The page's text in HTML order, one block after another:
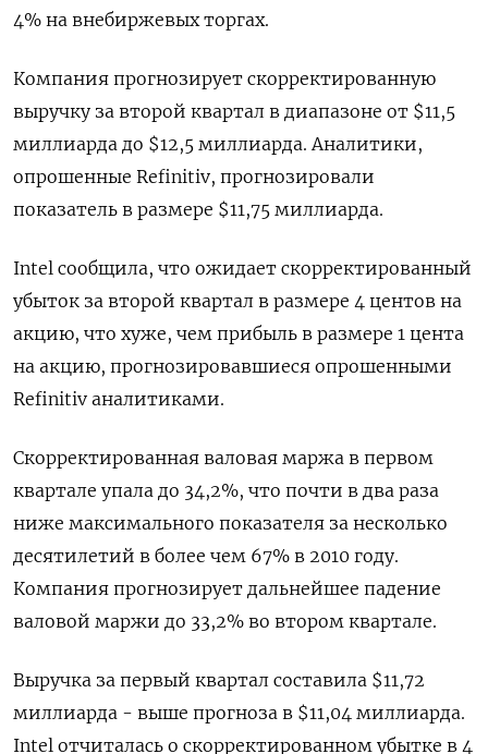
4% на внебиржевых торгах.
Компания прогнозирует скорректированную
выручку за второй квартал в диапазоне от $11,5
миллиарда до $12,5 миллиарда. Аналитики,
опрошенные Refinitiv, прогнозировали
показатель в размере $11,75 миллиарда.
Intel сообщила, что ожидает скорректированный
убыток за второй квартал в размере 4 центов на
акцию, что хуже, чем прибыль в размере 1 цента
на акцию, прогнозировавшиеся опрошенными
Refinitiv аналитиками.
Скорректированная валовая маржа в первом
квартале упала до 34,2%, что почти в два раза
ниже максимального показателя за несколько
десятилетий в более чем 67% в 2010 году.
Компания прогнозирует дальнейшее падение
валовой маржи до 33,2% во втором квартале.
Выручка за первый квартал составила $11,72
миллиарда - выше прогноза в $11,04 миллиарда.
Intel отчиталась о скорректированном убытке в 4